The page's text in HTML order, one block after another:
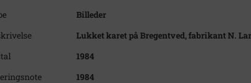
Billeder
Lukket karet på Bregentved, fabrikant N.
1984
1984